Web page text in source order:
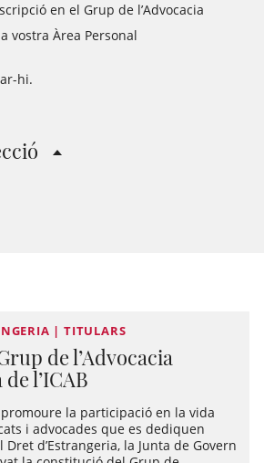
en el Grup de l’Advocacia
vostra Àrea Personal
hi.
| TITULARS
de l’Advocacia
l’ICAB
la participació en la vida
i advocades que es dediquen
d’Estrangeria, la Junta de Govern